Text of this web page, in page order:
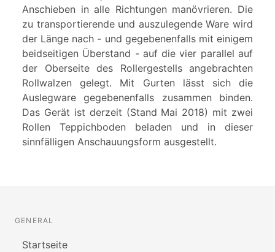
Anschieben in alle Richtungen manövrieren. Die
zu transportierende und auszulegende Ware wird
der Länge nach - und gegebenenfalls mit einigem
beidseitigen Überstand - auf die vier parallel auf
der Oberseite des Rollergestells angebrachten
Rollwalzen gelegt. Mit Gurten lässt sich die
Auslegware gegebenenfalls zusammen binden.
Das Gerät ist derzeit (Stand Mai 2018) mit zwei
Rollen Teppichboden beladen und in dieser
sinnfälligen Anschauungsform ausgestellt.
GENERAL
Startseite